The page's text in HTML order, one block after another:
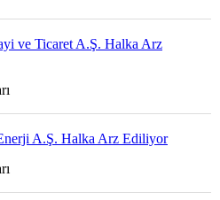
ve Ticaret A.Ş. Halka Arz
A.Ş. Halka Arz Ediliyor